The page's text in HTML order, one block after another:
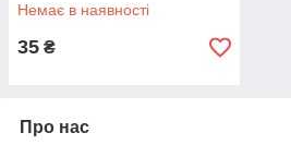
Немає в наявності
35 ₴
Про нас